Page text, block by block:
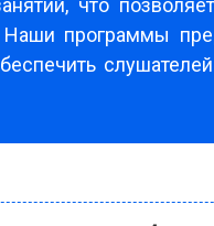
что
программы